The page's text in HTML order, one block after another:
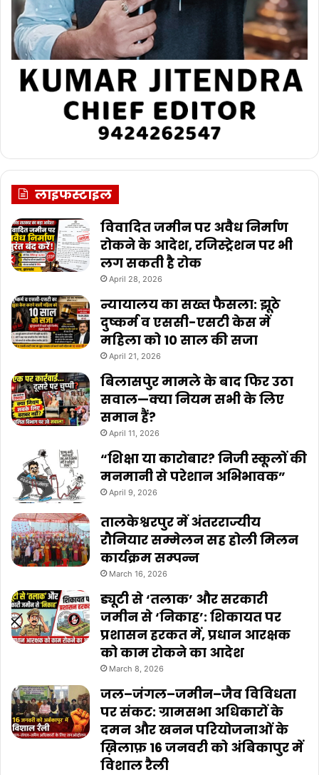
लाइफस्टाइल
विवादित जमीन पर अवैध निर्माण
रोकने के आदेश, रजिस्ट्रेशन पर भी
लग सकती है रोक
April 28, 2026
न्यायालय का सख्त फैसला: झूठे
दुष्कर्म व एससी-एसटी केस में
महिला को 10 साल की सजा
April 21, 2026
बिलासपुर मामले के बाद फिर उठा
सवाल—क्या नियम सभी के लिए
समान हैं?
April 11, 2026
“शिक्षा या कारोबार? निजी स्कूलों की
मनमानी से परेशान अभिभावक”
April 9, 2026
तालकेश्वरपुर में अंतरराज्यीय
रौनियार सम्मेलन सह होली मिलन
कार्यक्रम सम्पन्न
March 16, 2026
ड्यूटी से ‘तलाक’ और सरकारी
जमीन से ‘निकाह’: शिकायत पर
प्रशासन हरकत में, प्रधान आरक्षक
को काम रोकने का आदेश
March 8, 2026
जल–जंगल–जमीन–जैव विविधता
पर संकट: ग्रामसभा अधिकारों के
दमन और खनन परियोजनाओं के
ख़िलाफ़ 16 जनवरी को अंबिकापुर में
विशाल रैली